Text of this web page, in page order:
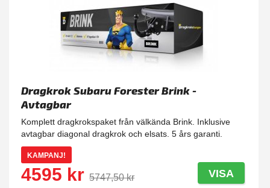
Dragkrok Subaru Forester Brink -
Avtagbar
Komplett dragkrokspaket från välkända Brink. Inklusive
avtagbar diagonal dragkrok och elsats. 5 års garanti.
KAMPANJ!
4595 kr 5747,50 kr VISA